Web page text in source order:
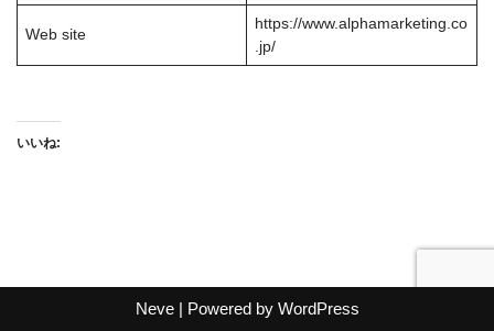
Web site
https://www.alphamarketing.co
.jp/
いいね:
Neve| Powered by WordPress